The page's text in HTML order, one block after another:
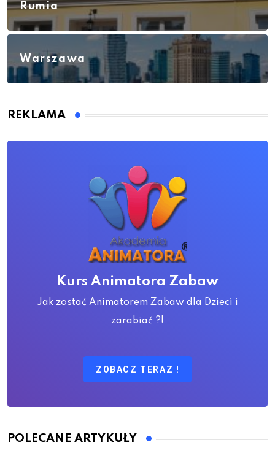
Rumia
Warszawa
REKLAMA
Kurs Animatora Zabaw
Jak zostać Animatorem Zabaw dla Dzieci i
zarabiać ?!
ZOBACZ TERAZ !
POLECANE ARTYKUŁY